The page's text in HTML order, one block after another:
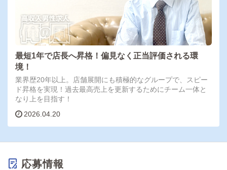
最短1年で店長へ昇格！偏見なく正当評価される環
境！
業界歴20年以上。店舗展開にも積極的なグループで、スピー
ド昇格を実現！過去最高売上を更新するためにチーム一体と
なり上を目指す！
2026.04.20
応募情報